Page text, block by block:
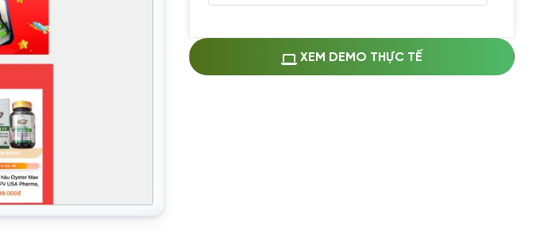
Thay logo + thông tin doanh nghiệp
(+100.000 VND)
XEM DEMO THỰC TẾ